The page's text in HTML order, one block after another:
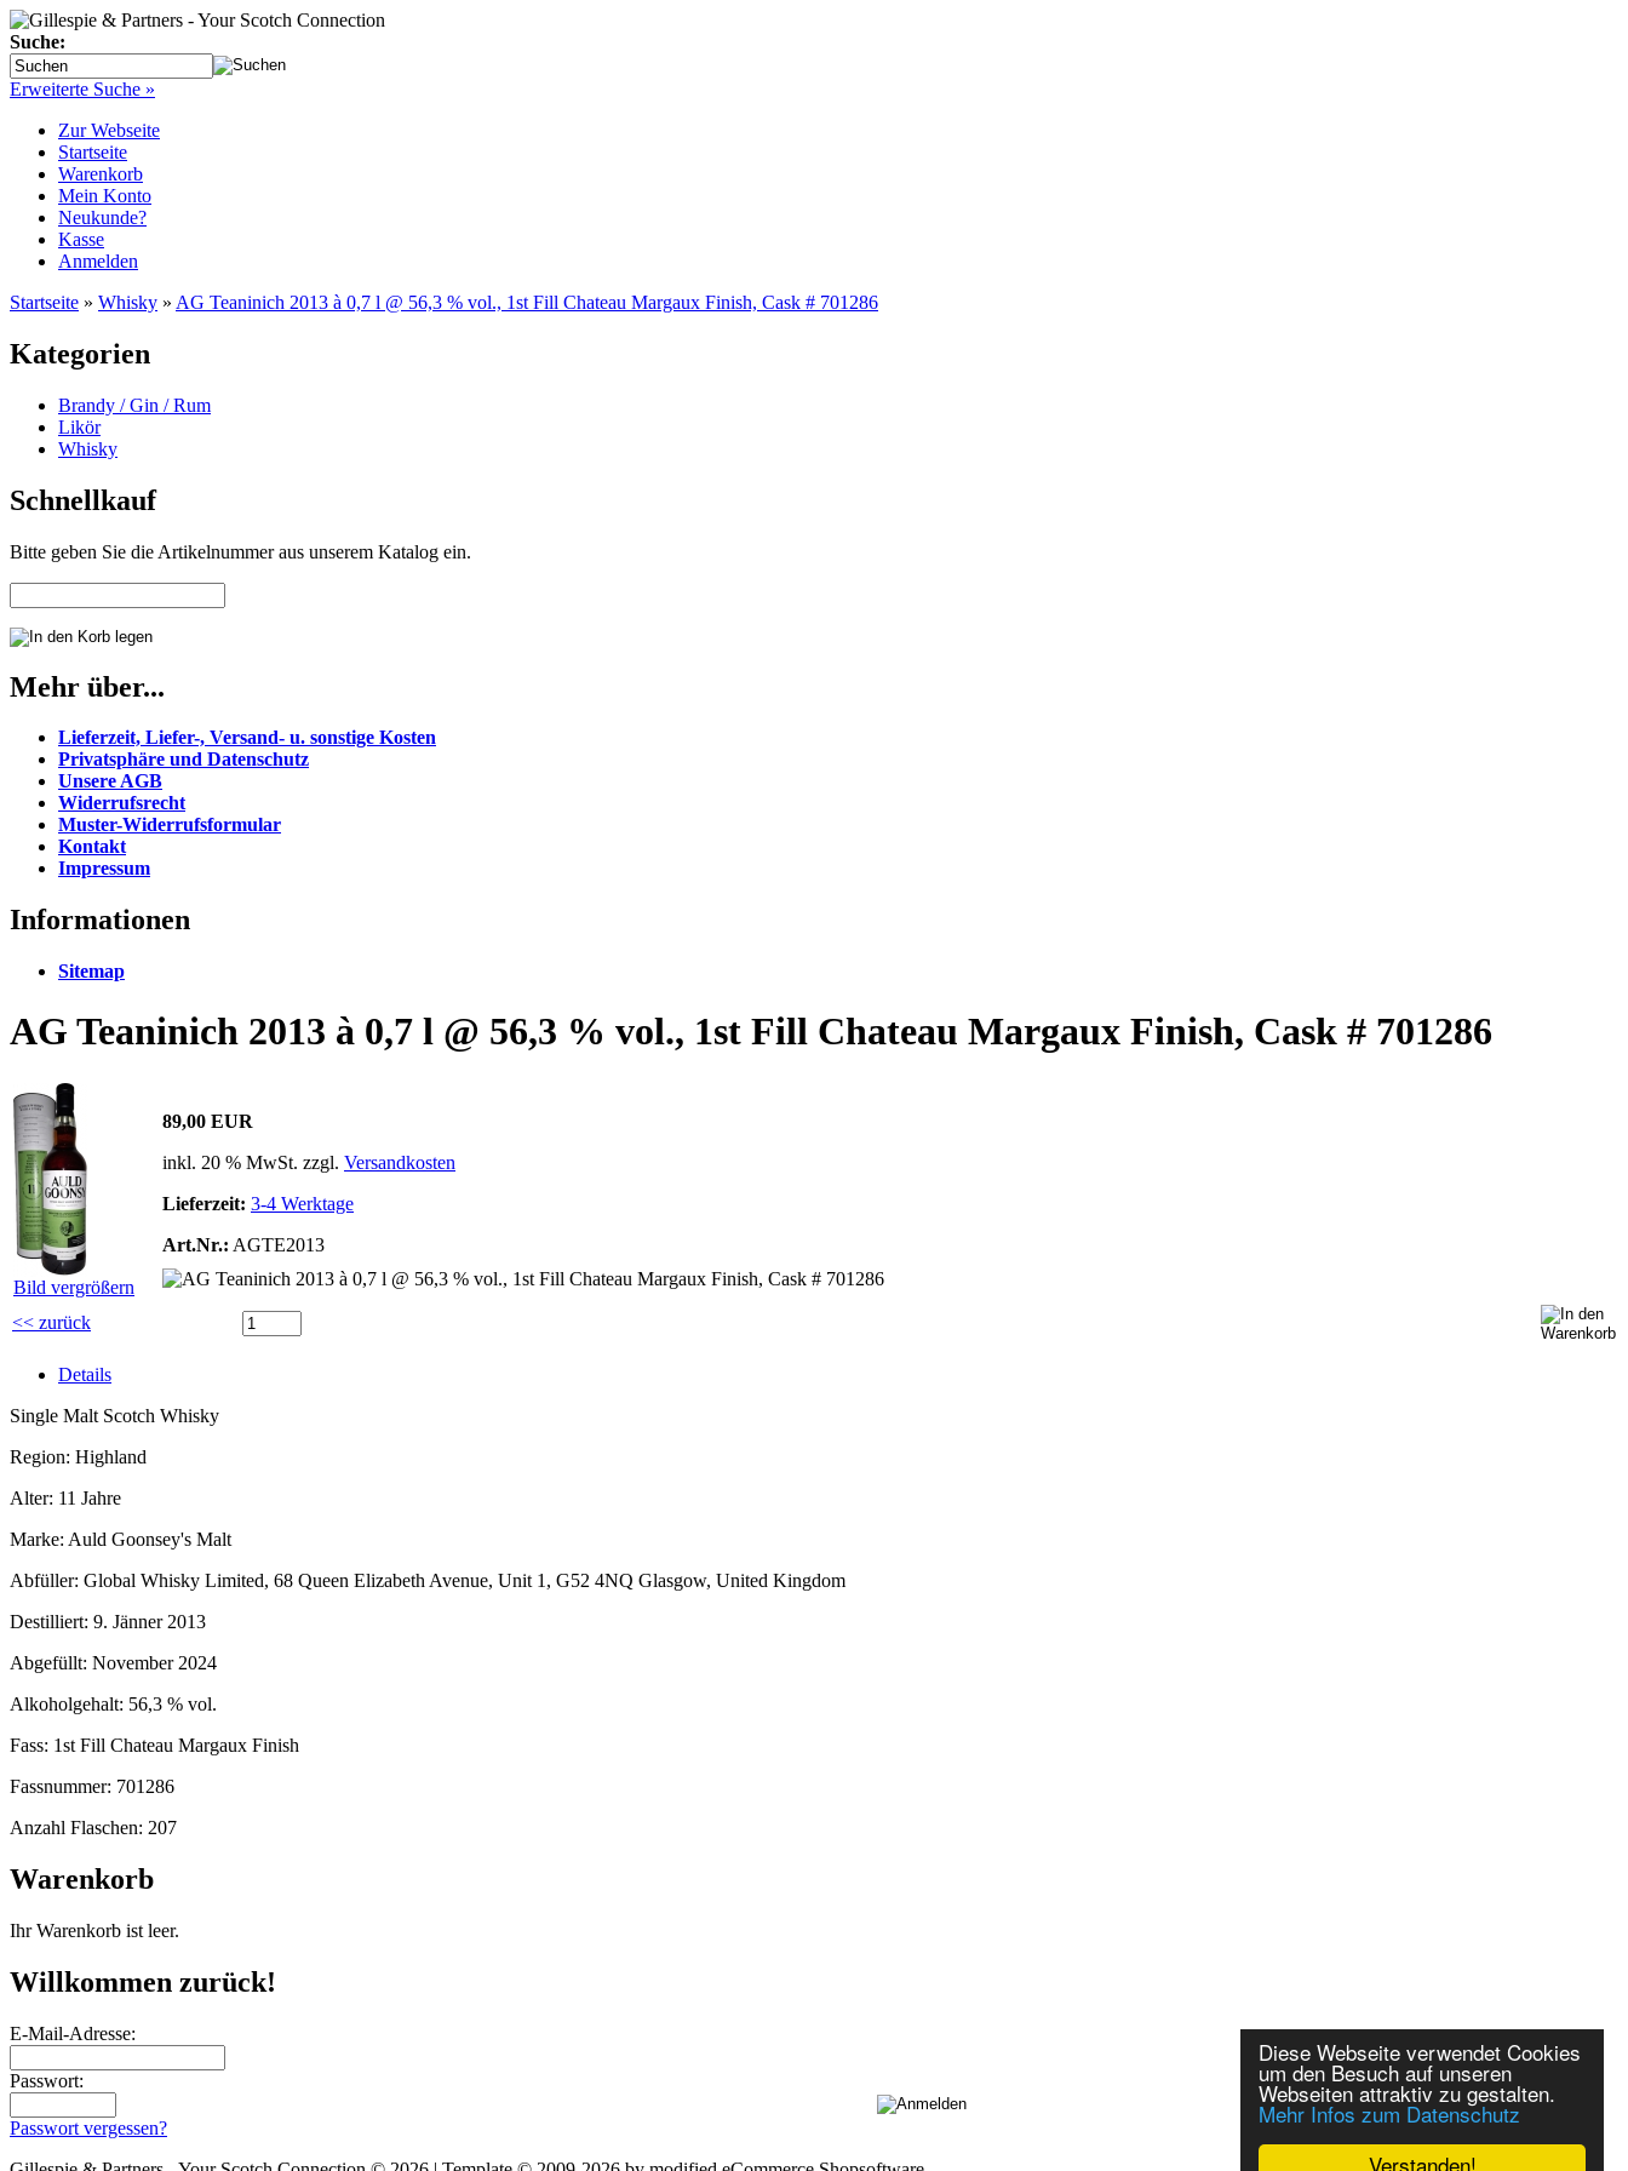
Verstanden!
Diese Webseite verwendet Cookies
um den Besuch auf unseren
Webseiten attraktiv zu gestalten.
Mehr Infos zum Datenschutz
Suche:
Erweiterte Suche »
Zur Webseite
Startseite
Warenkorb
Mein Konto
Neukunde?
Kasse
Anmelden
Startseite » Whisky » AG Teaninich 2013 à 0,7 l @ 56,3 % vol., 1st Fill Chateau Margaux Finish, Cask # 701286
Kategorien
Brandy / Gin / Rum
Likör
Whisky
Schnellkauf
Bitte geben Sie die Artikelnummer aus unserem Katalog ein.
Mehr über...
Lieferzeit, Liefer-, Versand- u. sonstige Kosten
Privatsphäre und Datenschutz
Unsere AGB
Widerrufsrecht
Muster-Widerrufsformular
Kontakt
Impressum
Informationen
Sitemap
AG Teaninich 2013 à 0,7 l @ 56,3 % vol., 1st Fill Chateau Margaux Finish, Cask # 701286
Bild vergrößern
89,00 EUR
inkl. 20 % MwSt. zzgl. Versandkosten
Lieferzeit: 3-4 Werktage
Art.Nr.: AGTE2013
<< zurück
Details
Single Malt Scotch Whisky
Region: Highland
Alter: 11 Jahre
Marke: Auld Goonsey's Malt
Abfüller: Global Whisky Limited, 68 Queen Elizabeth Avenue, Unit 1, G52 4NQ Glasgow, United Kingdom
Destilliert: 9. Jänner 2013
Abgefüllt: November 2024
Alkoholgehalt: 56,3 % vol.
Fass: 1st Fill Chateau Margaux Finish
Fassnummer: 701286
Anzahl Flaschen: 207
Warenkorb
Ihr Warenkorb ist leer.
Willkommen zurück!
E-Mail-Adresse:
Passwort:
Passwort vergessen?